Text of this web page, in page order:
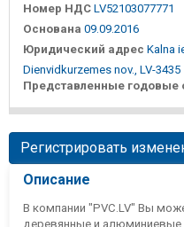
Номер НДС LV52103077771
Основана 09.09.2016
Юридический адрес Kalna
Dienvidkurzemes nov., LV-3435
Представленные годовые
Регистрировать
Описание
В компании "PVC.LV" Вы
деревянные и